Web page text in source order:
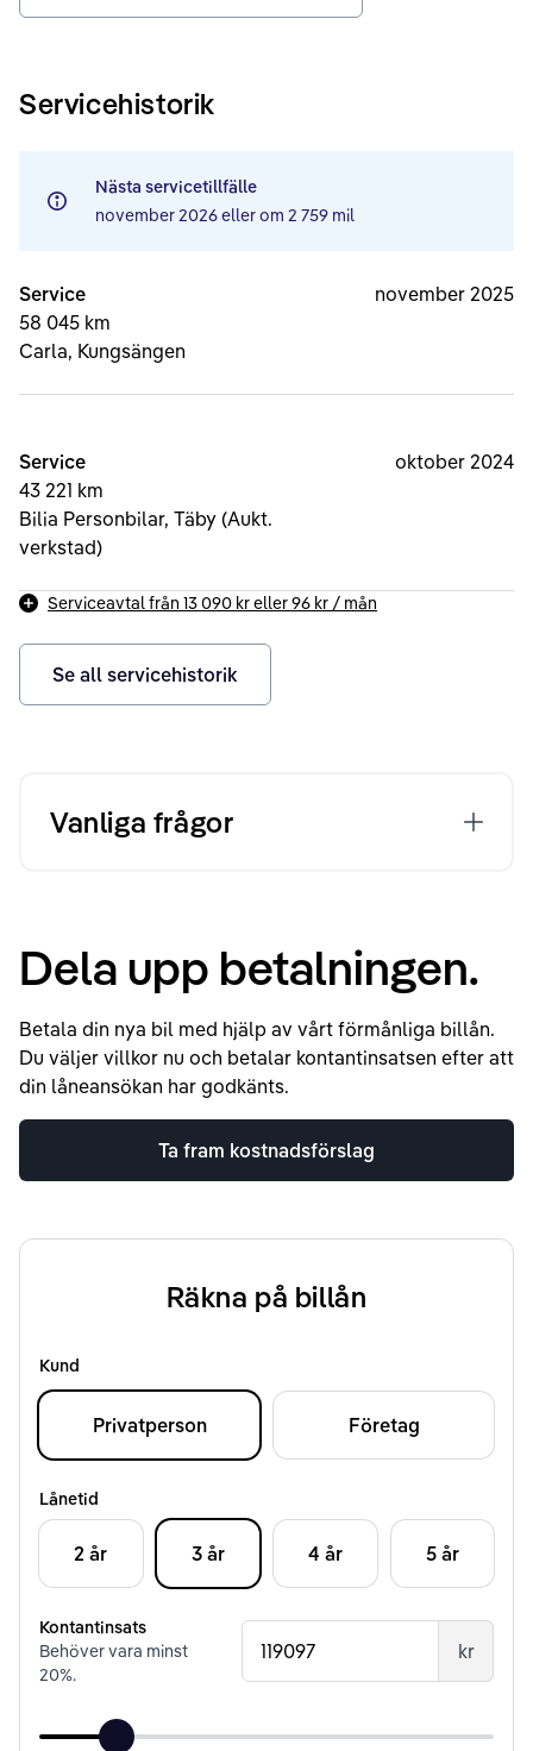
Servicehistorik
Nästa servicetillfälle
november 2026eller om 2 759 mil
Service
58 045 km
Carla, Kungsängen
november 2025
Service
43 221 km
Bilia Personbilar, Täby (Aukt.
verkstad)
oktober 2024
Serviceavtal från 13 090 kreller96 kr / mån
Se all servicehistorik
Vanliga frågor
Dela upp betalningen.
Betala din nya bil med hjälp av vårt förmånliga billån.
Du väljer villkor nu och betalar kontantinsatsen efter att
din låneansökan har godkänts.
Ta fram kostnadsförslag
Räkna på billån
Kund
Privatperson Företag
Lånetid
2 år 3 år 4 år 5 år
Kontantinsats
Behöver vara minst
20%.
kr